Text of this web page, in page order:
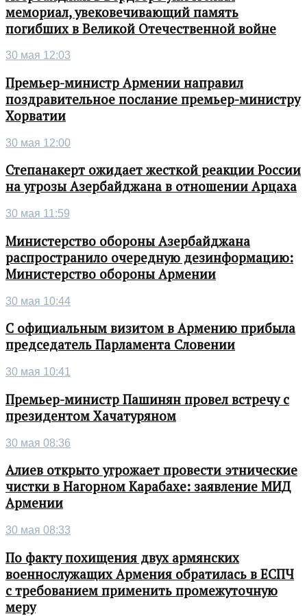
мемориал, увековечивающий память
погибших в Великой Отечественной войне
30 мая 12:03
Премьер-министр Армении направил
поздравительное послание премьер-министру
Хорватии
30 мая 12:00
Степанакерт ожидает жесткой реакции России
на угрозы Азербайджана в отношении Арцаха
30 мая 11:59
Министерство обороны Азербайджана
распространило очередную дезинформацию:
Министерство обороны Армении
30 мая 10:44
С официальным визитом в Армению прибыла
председатель Парламента Словении
30 мая 10:41
Премьер-министр Пашинян провел встречу с
президентом Хачатуряном
30 мая 08:36
Алиев открыто угрожает провести этнические
чистки в Нагорном Карабахе: заявление МИД
Армении
30 мая 08:33
По факту похищения двух армянских
военнослужащих Армения обратилась в ЕСПЧ
с требованием применить промежуточную
меру